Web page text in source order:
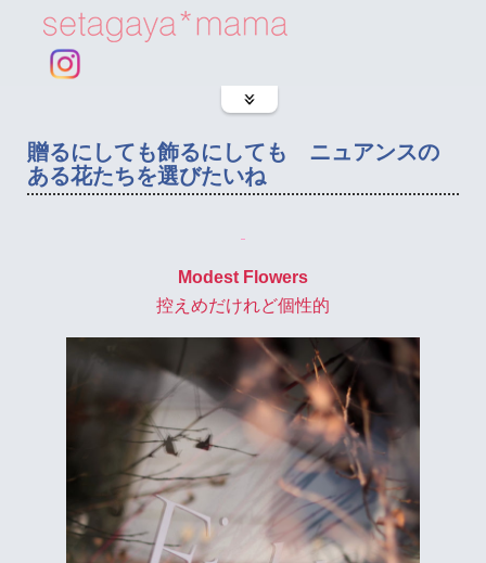
贈るにしても飾るにしても ニュアンスの
ある花たちを選びたいね
Modest Flowers
控えめだけれど個性的